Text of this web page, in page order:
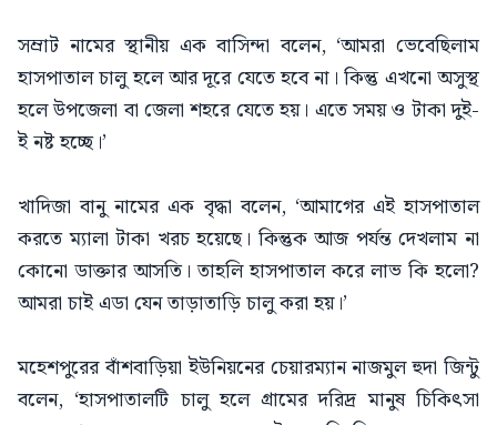
সম্রাট নামের স্থানীয় এক বাসিন্দা বলেন, ‘আমরা ভেবেছিলাম
হাসপাতাল চালু হলে আর দূরে যেতে হবে না। কিন্তু এখনো অসুস্থ
হলে উপজেলা বা জেলা শহরে যেতে হয়। এতে সময় ও টাকা দুই-
ই নষ্ট হচ্ছে।’
খাদিজা বানু নামের এক বৃদ্ধা বলেন, ‘আমাগের এই হাসপাতাল
করতে ম্যালা টাকা খরচ হয়েছে। কিন্তুক আজ পর্যন্ত দেখলাম না
কোনো ডাক্তার আসতি। তাহলি হাসপাতাল করে লাভ কি হলো?
আমরা চাই এডা যেন তাড়াতাড়ি চালু করা হয়।’
মহেশপুরের বাঁশবাড়িয়া ইউনিয়নের চেয়ারম্যান নাজমুল হুদা জিন্টু
বলেন, ‘হাসপাতালটি চালু হলে গ্রামের দরিদ্র মানুষ চিকিৎসা